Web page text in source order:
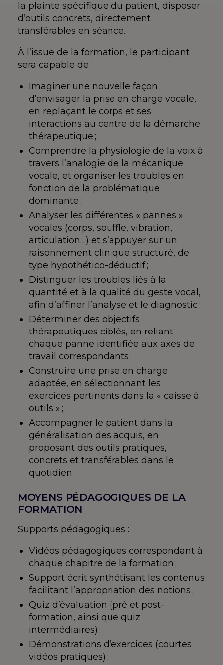
la plainte spécifique du patient, disposer
d’outils concrets, directement
transférables en séance.
À l’issue de la formation, le participant
sera capable de :
Imaginer une nouvelle façon
d’envisager la prise en charge vocale,
en replaçant le corps et ses
interactions au centre de la démarche
thérapeutique ;
Comprendre la physiologie de la voix à
travers l’analogie de la mécanique
vocale, et organiser les troubles en
fonction de la problématique
dominante ;
Analyser les différentes « pannes »
vocales (corps, souffle, vibration,
articulation…) et s’appuyer sur un
raisonnement clinique structuré, de
type hypothético-déductif ;
Distinguer les troubles liés à la
quantité et à la qualité du geste vocal,
afin d’affiner l’analyse et le diagnostic ;
Déterminer des objectifs
thérapeutiques ciblés, en reliant
chaque panne identifiée aux axes de
travail correspondants ;
Construire une prise en charge
adaptée, en sélectionnant les
exercices pertinents dans la « caisse à
outils » ;
Accompagner le patient dans la
généralisation des acquis, en
proposant des outils pratiques,
concrets et transférables dans le
quotidien.
MOYENS PÉDAGOGIQUES DE LA
FORMATION
Supports pédagogiques :
Vidéos pédagogiques correspondant à
chaque chapitre de la formation ;
Support écrit synthétisant les contenus
facilitant l’appropriation des notions ;
Quiz d’évaluation (pré et post-
formation, ainsi que quiz
intermédiaires) ;
Démonstrations d’exercices (courtes
vidéos pratiques) ;